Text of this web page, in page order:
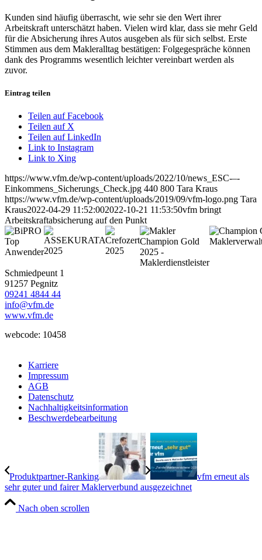
Kunden sind häufig überrascht, wie sehr sie den Wert ihrer
Arbeitskraft unterschätzt haben. Vielen wird klar, dass sie mehr Geld
für die Absicherung ihres Autos ausgeben als für sich selbst. Erste
Stimmen aus dem Makleralltag bestätigen: Folgegespräche können
dank des Programms wesentlich leichter vereinbart werden als
zuvor.
Eintrag teilen
Teilen auf Facebook
Teilen auf X
Teilen auf LinkedIn
Link to Instagram
Link to Xing
https://www.vfm.de/wp-content/uploads/2022/10/news_ESC-–-
Einkommens_Sicherungs_Check.jpg 440 800 Tara Kraus
https://www.vfm.de/wp-content/uploads/2019/09/vfm-logo.png Tara
Kraus2022-04-29 11:52:002022-10-21 11:53:50vfm bringt
Arbeitskraftabsicherung auf den Punkt
Schmiedpeunt 1
91257 Pegnitz
09241 4844 44
info@vfm.de
www.vfm.de
webcode: 10458
Karriere
Impressum
AGB
Datenschutz
Nachhaltigkeitsinformation
Beschwerdebearbeitung
Produktpartner-Ranking
vfm erneut als
sehr guter und fairer Maklerverbund ausgezeichnet
Nach oben scrollen